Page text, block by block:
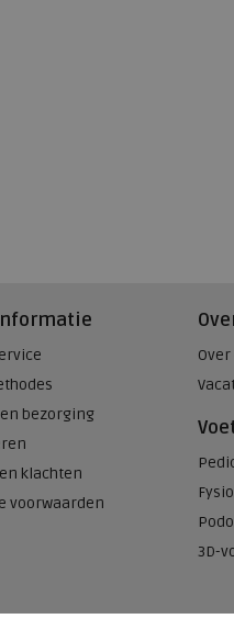
bezorging
klachten
voorwaarden
3D-